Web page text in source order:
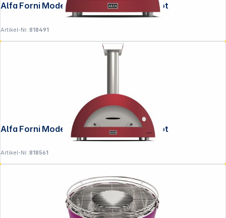
Alfa Forni Moderno 2 Pizze Holz Antik Rot
Artikel-Nr.:818491
Alfa Forni Moderno 5 Pizze Holz Antik Rot
Artikel-Nr.:818561